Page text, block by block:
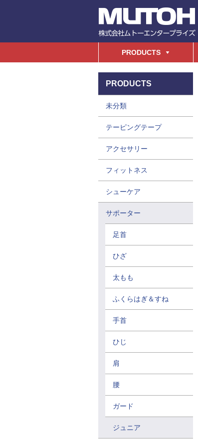
PRODUCTS
PRODUCTS
未分類
テーピングテープ
アクセサリー
フィットネス
シューケア
サポーター
足首
ひざ
太もも
ふくらはぎ＆すね
手首
ひじ
肩
腰
ガード
ジュニア